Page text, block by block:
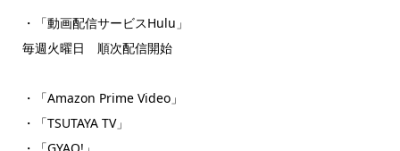
・「動画配信サービスHulu」
毎週火曜日 順次配信開始
・「Amazon Prime Video」
・「TSUTAYA TV」